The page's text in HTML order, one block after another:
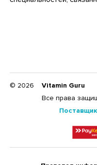
© 2026
Vitamin Guru
Все права